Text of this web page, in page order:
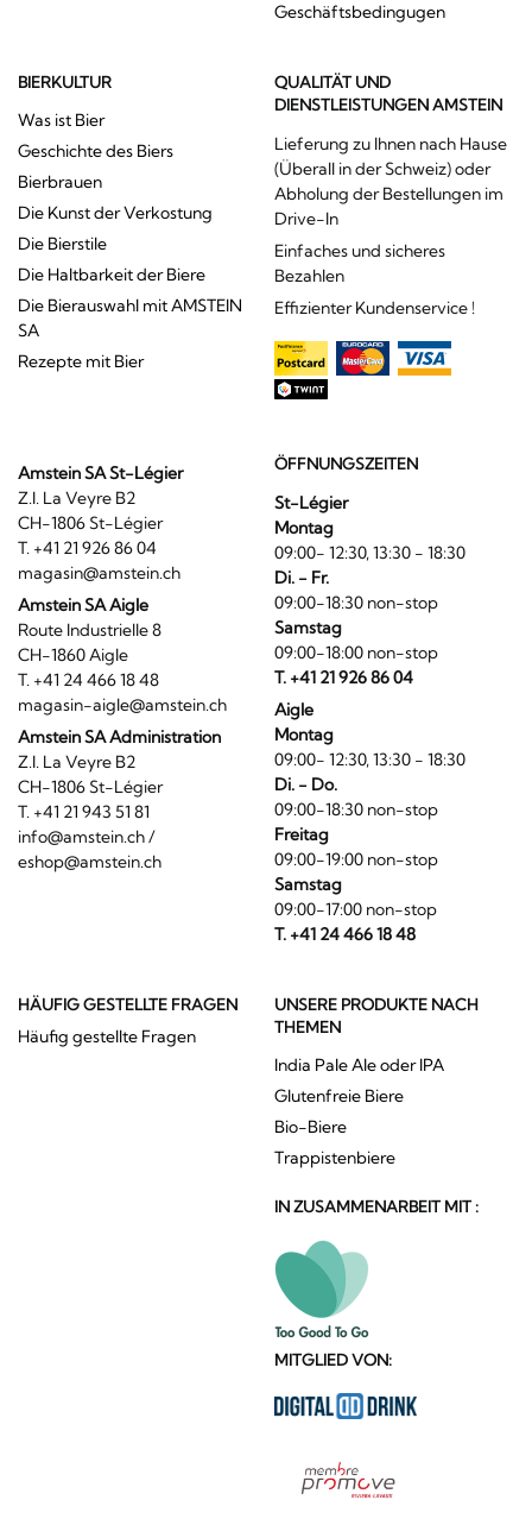
Geschäftsbedingugen
BIERKULTUR
Was ist Bier
Geschichte des Biers
Bierbrauen
Die Kunst der Verkostung
Die Bierstile
Die Haltbarkeit der Biere
Die Bierauswahl mit AMSTEIN
SA
Rezepte mit Bier
QUALITÄT UND
DIENSTLEISTUNGEN AMSTEIN
Lieferung zu Ihnen nach Hause
(Überall in der Schweiz) oder
Abholung der Bestellungen im
Drive-In
Einfaches und sicheres
Bezahlen
Effizienter Kundenservice !
Amstein SA St-Légier
Z.I. La Veyre B2
CH-1806 St-Légier
T. +41 21 926 86 04
magasin@amstein.ch
Amstein SA Aigle
Route Industrielle 8
CH-1860 Aigle
T. +41 24 466 18 48
magasin-aigle@amstein.ch
Amstein SA Administration
Z.I. La Veyre B2
CH-1806 St-Légier
T. +41 21 943 51 81
info@amstein.ch/
eshop@amstein.ch
ÖFFNUNGSZEITEN
St-Légier
Montag
09:00- 12:30, 13:30 - 18:30
Di. - Fr.
09:00-18:30 non-stop
Samstag
09:00-18:00 non-stop
T. +41 21 926 86 04
Aigle
Montag
09:00- 12:30, 13:30 - 18:30
Di. - Do.
09:00-18:30 non-stop
Freitag
09:00-19:00 non-stop
Samstag
09:00-17:00 non-stop
T. +41 24 466 18 48
HÄUFIG GESTELLTE FRAGEN
Häufig gestellte Fragen
UNSERE PRODUKTE NACH
THEMEN
India Pale Ale oder IPA
Glutenfreie Biere
Bio-Biere
Trappistenbiere
IN ZUSAMMENARBEIT MIT :
MITGLIED VON: